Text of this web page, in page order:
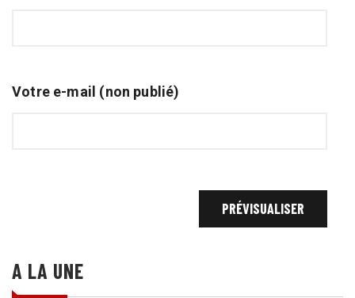
Votre e-mail (non publié)
A LA UNE